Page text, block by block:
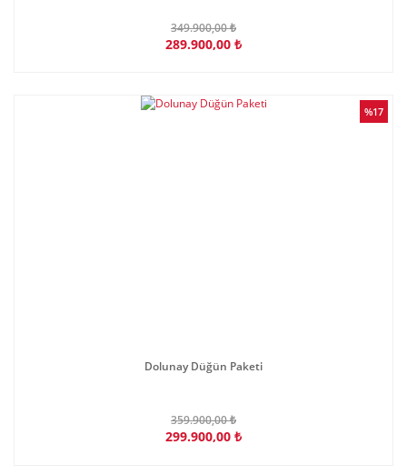
349.900,00 ₺
289.900,00 ₺
%17
Dolunay Düğün Paketi
359.900,00 ₺
299.900,00 ₺